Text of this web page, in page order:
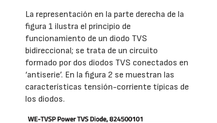
La representación en la parte derecha de la
figura 1 ilustra el principio de
funcionamiento de un diodo TVS
bidireccional; se trata de un circuito
formado por dos diodos TVS conectados en
‘antiserie’. En la figura 2 se muestran las
características tensión-corriente típicas de
los diodos.